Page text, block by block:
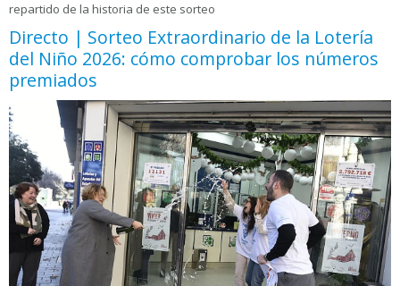
repartido de la historia de este sorteo
Directo | Sorteo Extraordinario de la Lotería
del Niño 2026: cómo comprobar los números
premiados